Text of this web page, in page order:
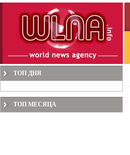
ТОП ДНЯ
ТОП МЕСЯЦА